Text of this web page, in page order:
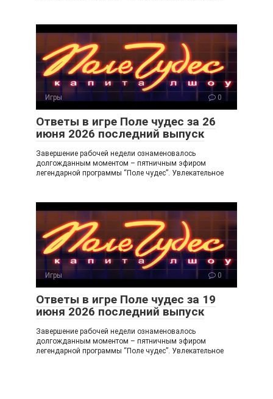
Игры 0
Ответы в игре Поле чудес за 26
июня 2026 последний выпуск
Завершение рабочей недели ознаменовалось
долгожданным моментом – пятничным эфиром
легендарной программы “Поле чудес”. Увлекательное
Игры 0
Ответы в игре Поле чудес за 19
июня 2026 последний выпуск
Завершение рабочей недели ознаменовалось
долгожданным моментом – пятничным эфиром
легендарной программы “Поле чудес”. Увлекательное